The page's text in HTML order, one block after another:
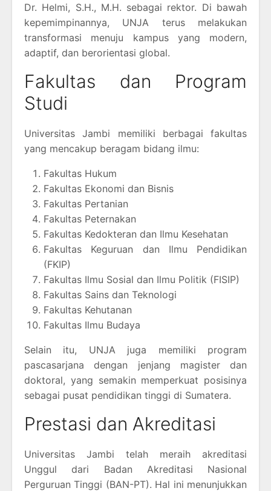
Dr. Helmi, S.H., M.H. sebagai rektor. Di bawah
kepemimpinannya, UNJA terus melakukan
transformasi menuju kampus yang modern,
adaptif, dan berorientasi global.
Fakultas dan Program
Studi
Universitas Jambi memiliki berbagai fakultas
yang mencakup beragam bidang ilmu:
Fakultas Hukum
Fakultas Ekonomi dan Bisnis
Fakultas Pertanian
Fakultas Peternakan
Fakultas Kedokteran dan Ilmu Kesehatan
Fakultas Keguruan dan Ilmu Pendidikan
(FKIP)
Fakultas Ilmu Sosial dan Ilmu Politik (FISIP)
Fakultas Sains dan Teknologi
Fakultas Kehutanan
Fakultas Ilmu Budaya
Selain itu, UNJA juga memiliki program
pascasarjana dengan jenjang magister dan
doktoral, yang semakin memperkuat posisinya
sebagai pusat pendidikan tinggi di Sumatera.
Prestasi dan Akreditasi
Universitas Jambi telah meraih akreditasi
Unggul dari Badan Akreditasi Nasional
Perguruan Tinggi (BAN-PT). Hal ini menunjukkan